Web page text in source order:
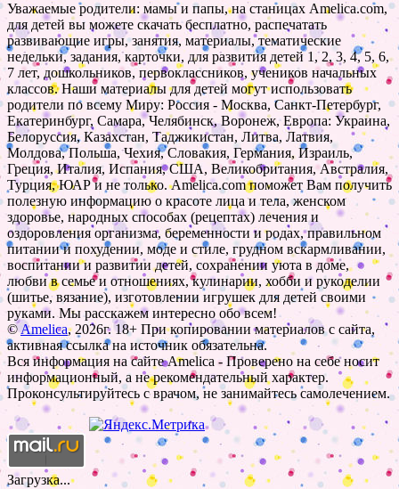
Уважаемые родители: мамы и папы, на станицах Amelica.com,
для детей вы можете скачать бесплатно, распечатать
развивающие игры, занятия, материалы, тематические
недельки, задания, карточки, для развития детей 1, 2, 3, 4, 5, 6,
7 лет, дошкольников, первоклассников, учеников начальных
классов. Наши материалы для детей могут использовать
родители по всему Миру: Россия - Москва, Санкт-Петербург,
Екатеринбург, Самара, Челябинск, Воронеж, Европа: Украина,
Белоруссия, Казахстан, Таджикистан, Литва, Латвия,
Молдова, Польша, Чехия, Словакия, Германия, Израиль,
Греция, Италия, Испания, США, Великобритания, Австралия,
Турция, ЮАР и не только. Amelica.com поможет Вам получить
полезную информацию о красоте лица и тела, женском
здоровье, народных способах (рецептах) лечения и
оздоровления организма, беременности и родах, правильном
питании и похудении, моде и стиле, грудном вскармливании,
воспитании и развитии детей, сохранении уюта в доме,
любви в семье и отношениях, кулинарии, хобби и рукоделии
(шитье, вязание), изготовлении игрушек для детей своими
руками. Мы расскажем интересно обо всем!
©Amelica, 2026г. 18+ При копировании материалов с сайта,
активная ссылка на источник обязательна.
Вся информация на сайте Amelica - Проверено на себе носит
информационный, а не рекомендательный характер.
Проконсультируйтесь с врачом, не занимайтесь самолечением.
Загрузка...